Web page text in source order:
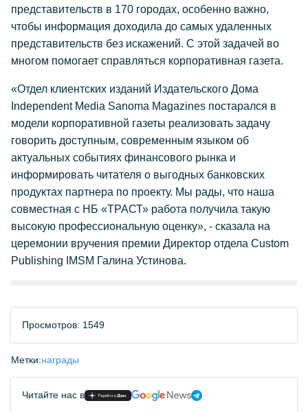
представительств в 170 городах, особенно важно,
чтобы информация доходила до самых удаленных
представительств без искажений. С этой задачей во
многом помогает справляться корпоративная газета.
«Отдел клиентских изданий Издательского Дома
Independent Media Sanoma Magazines постарался в
модели корпоративной газеты реализовать задачу
говорить доступным, современным языком об
актуальных событиях финансового рынка и
информировать читателя о выгодных банковских
продуктах партнера по проекту. Мы рады, что наша
совместная с НБ «ТРАСТ» работа получила такую
высокую профессиональную оценку», - сказала на
церемонии вручения премии Директор отдела Custom
Publishing IMSM Галина Устинова.
Просмотров: 1549
Метки:награды
Читайте нас в